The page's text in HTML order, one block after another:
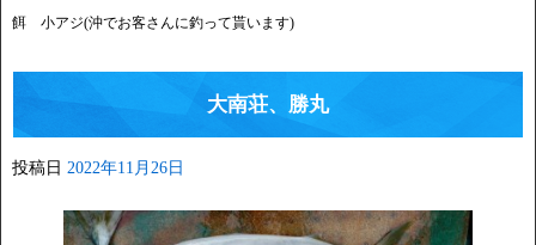
餌 小アジ(沖でお客さんに釣って貰います)
大南荘、勝丸
投稿日 2022年11月26日